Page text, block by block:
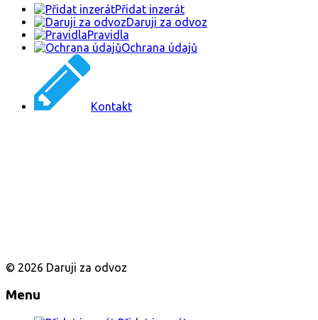
Přidat inzerát
Daruji za odvoz
Pravidla
Ochrana údajů
Kontakt
© 2026 Daruji za odvoz
Menu